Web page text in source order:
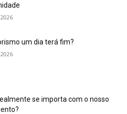
um dia terá fim?
se importa com o nosso